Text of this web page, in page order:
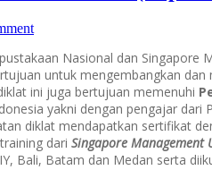
Nasional dan
untuk mengembangkan dan
ini juga bertujuan memenuhi
yakni dengan pengajar
diklat mendapatkan sertifikat
dari Singapore Management
Bali, Batam dan Medan serta